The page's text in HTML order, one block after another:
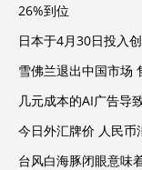
26%到位
日本于4月30日投入
雪佛兰退出中国市场
几元成本的AI广告导
今日外汇牌价 人民币
台风白海豚闭眼意味